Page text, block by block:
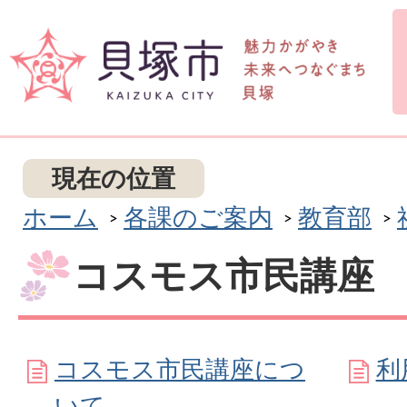
現在の位置
ホーム
各課のご案内 教育部
コスモス市民講座
コスモス市民講座につ
利